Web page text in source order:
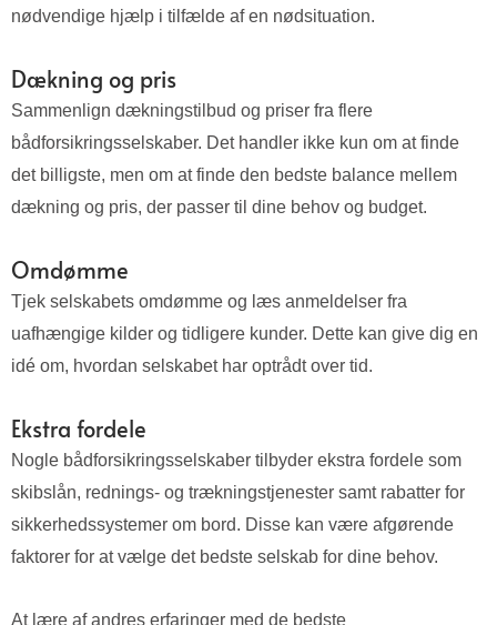
nødvendige hjælp i tilfælde af en nødsituation.
Dækning og pris
Sammenlign dækningstilbud og priser fra flere
bådforsikringsselskaber. Det handler ikke kun om at finde
det billigste, men om at finde den bedste balance mellem
dækning og pris, der passer til dine behov og budget.
Omdømme
Tjek selskabets omdømme og læs anmeldelser fra
uafhængige kilder og tidligere kunder. Dette kan give dig en
idé om, hvordan selskabet har optrådt over tid.
Ekstra fordele
Nogle bådforsikringsselskaber tilbyder ekstra fordele som
skibslån, rednings- og trækningstjenester samt rabatter for
sikkerhedssystemer om bord. Disse kan være afgørende
faktorer for at vælge det bedste selskab for dine behov.
At lære af andres erfaringer med de bedste